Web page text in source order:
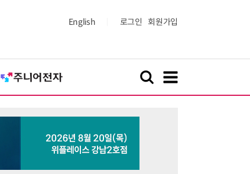
English 로그인 회원가입